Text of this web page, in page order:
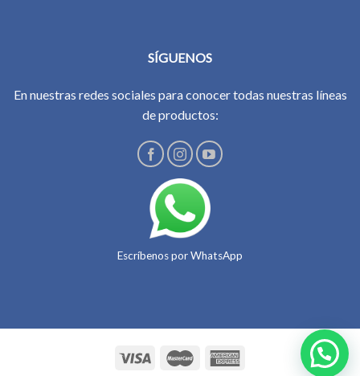
SÍGUENOS
En nuestras redes sociales para conocer todas nuestras líneas
de productos:
Escríbenos por WhatsApp